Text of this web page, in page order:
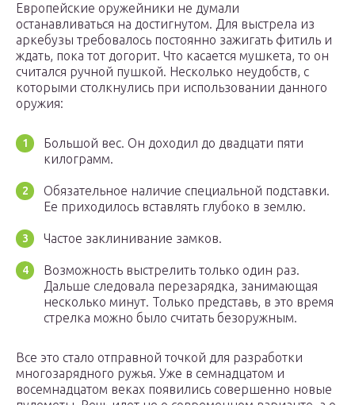
Европейские оружейники не думали
останавливаться на достигнутом. Для выстрела из
аркебузы требовалось постоянно зажигать фитиль и
ждать, пока тот догорит. Что касается мушкета, то он
считался ручной пушкой. Несколько неудобств, с
которыми столкнулись при использовании данного
оружия:
Большой вес. Он доходил до двадцати пяти
килограмм.
Обязательное наличие специальной подставки.
Ее приходилось вставлять глубоко в землю.
Частое заклинивание замков.
Возможность выстрелить только один раз.
Дальше следовала перезарядка, занимающая
несколько минут. Только представь, в это время
стрелка можно было считать безоружным.
Все это стало отправной точкой для разработки
многозарядного ружья. Уже в семнадцатом и
восемнадцатом веках появились совершенно новые